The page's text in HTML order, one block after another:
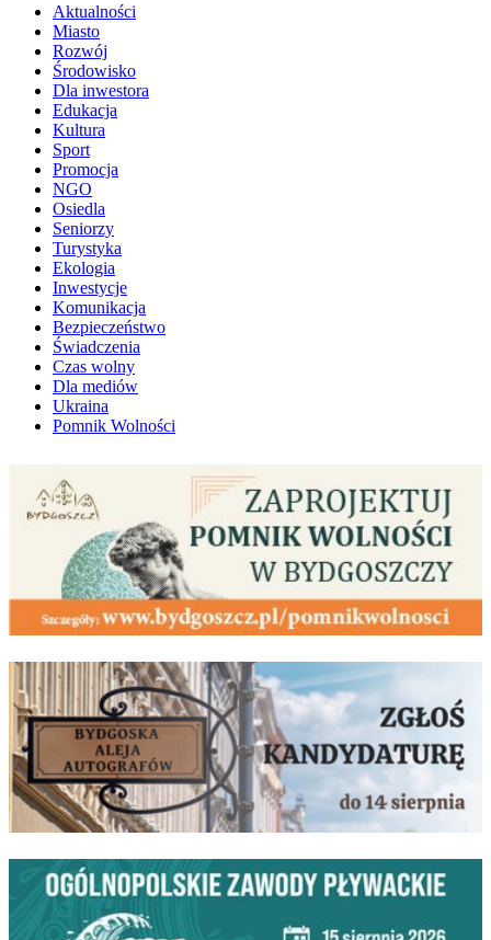
Aktualności
Miasto
Rozwój
Środowisko
Dla inwestora
Edukacja
Kultura
Sport
Promocja
NGO
Osiedla
Seniorzy
Turystyka
Ekologia
Inwestycje
Komunikacja
Bezpieczeństwo
Świadczenia
Czas wolny
Dla mediów
Ukraina
Pomnik Wolności